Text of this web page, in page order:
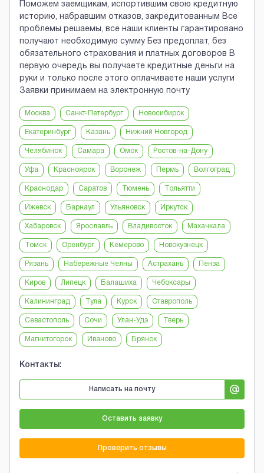
Поможем заемщикам, испортившим свою кредитную
историю, набравшим отказов, закредитованным Все
проблемы решаемы, все наши клиенты гарантировано
получают необходимую сумму Без предоплат, без
обязательного страхования и платных договоров В
первую очередь вы получаете кредитные деньги на
руки и только после этого оплачиваете наши услуги
Заявки принимаем на электронную почту
Москва Санкт-Петербург Новосибирск
Екатеринбург Казань Нижний Новгород
Челябинск Самара Омск Ростов-на-Дону
Уфа Красноярск Воронеж Пермь Волгоград
Краснодар Саратов Тюмень Тольятти
Ижевск Барнаул Ульяновск Иркутск
Хабаровск Ярославль Владивосток Махачкала
Томск Оренбург Кемерово Новокузнецк
Рязань Набережные Челны Астрахань Пенза
Киров Липецк Балашиха Чебоксары
Калининград Тула Курск Ставрополь
Севастополь Сочи Улан-Удэ Тверь
Магнитогорск Иваново Брянск
Контакты:
Написать на почту
Оставить заявку
Проверить отзывы